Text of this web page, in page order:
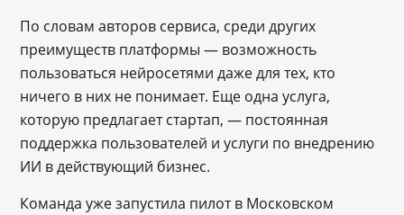
По словам авторов сервиса, среди других
преимуществ платформы — возможность
пользоваться нейросетями даже для тех, кто
ничего в них не понимает. Еще одна услуга,
которую предлагает стартап, ― постоянная
поддержка пользователей и услуги по внедрению
ИИ в действующий бизнес.
Команда уже запустила пилот в Московском